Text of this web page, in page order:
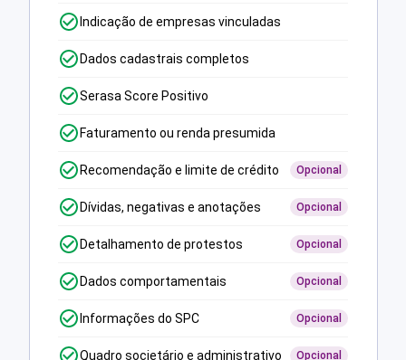
Indicação de empresas vinculadas
Dados cadastrais completos
Serasa Score Positivo
Faturamento ou renda presumida
Recomendação e limite de crédito Opcional
Dívidas, negativas e anotações Opcional
Detalhamento de protestos Opcional
Dados comportamentais Opcional
Informações do SPC Opcional
Quadro societário e administrativo Opcional